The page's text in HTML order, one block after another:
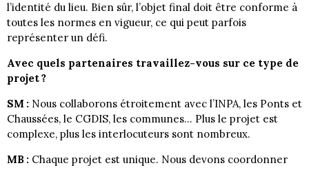
l’identité du lieu. Bien sûr, l’objet final doit être conforme à
toutes les normes en vigueur, ce qui peut parfois
représenter un défi.
Avec quels partenaires travaillez-vous sur ce type de
projet ?
SM : Nous collaborons étroitement avec l’INPA, les Ponts et
Chaussées, le CGDIS, les communes… Plus le projet est
complexe, plus les interlocuteurs sont nombreux.
MB : Chaque projet est unique. Nous devons coordonner